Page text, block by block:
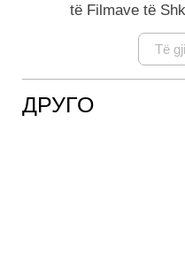
të Filmave të
Të
ДРУГО